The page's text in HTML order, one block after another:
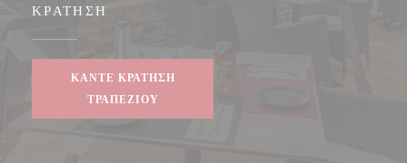
ΚΡΆΤΗΣΗ
ΚΆΝΤΕ ΚΡΆΤΗΣΗ
ΤΡΑΠΕΖΙΟΎ